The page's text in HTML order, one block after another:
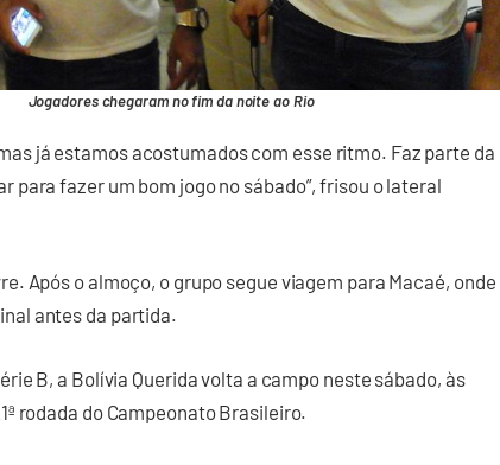
Jogadores chegaram no fim da noite ao Rio
já estamos acostumados com esse ritmo. Faz parte da
para fazer um bom jogo no sábado”, frisou o lateral
Após o almoço, o grupo segue viagem para Macaé, onde
antes da partida.
B, a Bolívia Querida volta a campo neste sábado, às
rodada do Campeonato Brasileiro.